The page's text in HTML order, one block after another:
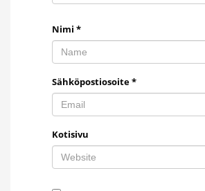
Nimi *
Sähköpostiosoite*
Kotisivu